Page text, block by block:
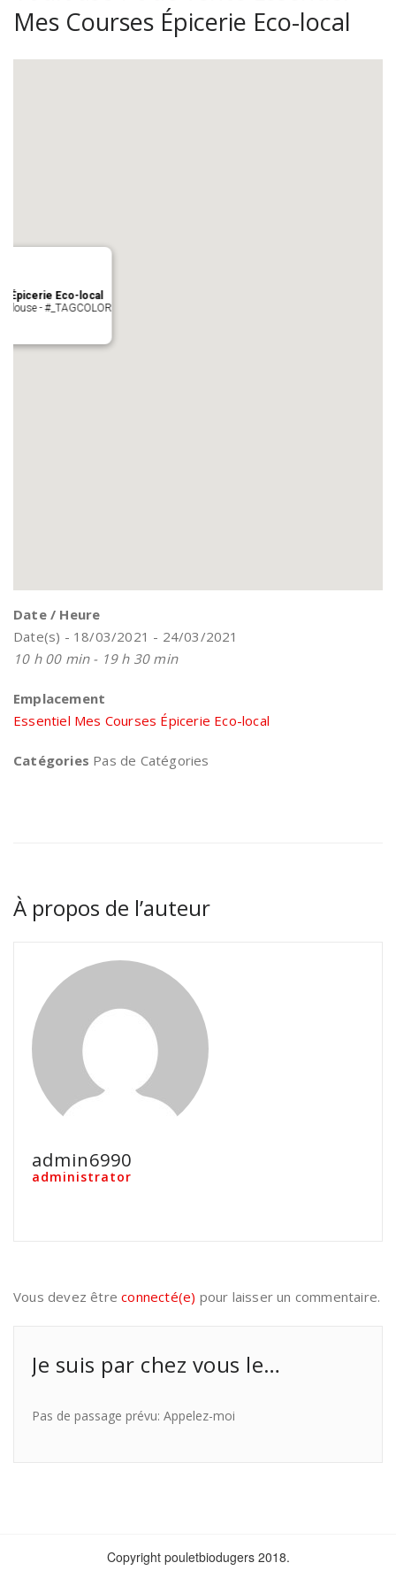
Mes Courses Épicerie Eco-local
Épicerie Eco-local
- #_TAGCOLOR
Date / Heure
Date(s) - 18/03/2021 - 24/03/2021
10 h 00 min - 19 h 30 min
Emplacement
Essentiel Mes Courses Épicerie Eco-local
Catégories Pas de Catégories
À propos de l’auteur
admin6990
administrator
Vous devez êtreconnecté(e) pour laisser un commentaire.
Je suis par chez vous le…
Pas de passage prévu: Appelez-moi
Copyright pouletbiodugers 2018.